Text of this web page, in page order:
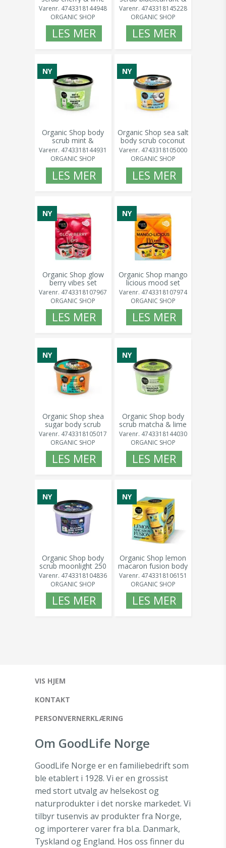
250 ml
Varenr. 4743318144948
ORGANIC SHOP
LES MER
eucalyptus 250 ml
Varenr. 4743318145228
ORGANIC SHOP
LES MER
NY
Organic Shop body
scrub mint &
cucumber 250 ml
Varenr. 4743318144931
ORGANIC SHOP
LES MER
NY
Organic Shop sea salt
body scrub coconut
& orange 250 ml
Varenr. 4743318105000
ORGANIC SHOP
LES MER
NY
Organic Shop glow
berry vibes set
Varenr. 4743318107967
ORGANIC SHOP
LES MER
NY
Organic Shop mango
licious mood set
Varenr. 4743318107974
ORGANIC SHOP
LES MER
NY
Organic Shop shea
sugar body scrub
collagen boost 250
ml
Varenr. 4743318105017
ORGANIC SHOP
LES MER
NY
Organic Shop body
scrub matcha & lime
250 ml
Varenr. 4743318144030
ORGANIC SHOP
LES MER
NY
Organic Shop body
scrub moonlight 250
ml
Varenr. 4743318104836
ORGANIC SHOP
LES MER
NY
Organic Shop lemon
macaron fusion body
set
Varenr. 4743318106151
ORGANIC SHOP
LES MER
VIS HJEM
KONTAKT
PERSONVERNERKLÆRING
Om GoodLife Norge
GoodLife Norge er en familiebedrift som
ble etablert i 1928. Vi er en grossist
med stort utvalg av helsekost og
naturprodukter i det norske markedet. Vi
tilbyr tusenvis av produkter fra Norge,
og importerer varer fra bl.a. Danmark,
Tyskland og England. Hos oss finner du